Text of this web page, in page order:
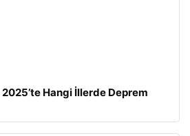
Hangi İllerde Deprem